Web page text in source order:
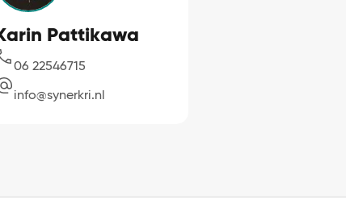
Pattikawa
06 22546715
info@synerkri.nl